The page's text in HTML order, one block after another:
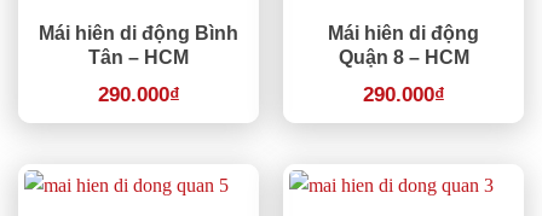
Mái hiên di động Bình
Tân – HCM
290.000₫
Mái hiên di động
Quận 8 – HCM
290.000₫